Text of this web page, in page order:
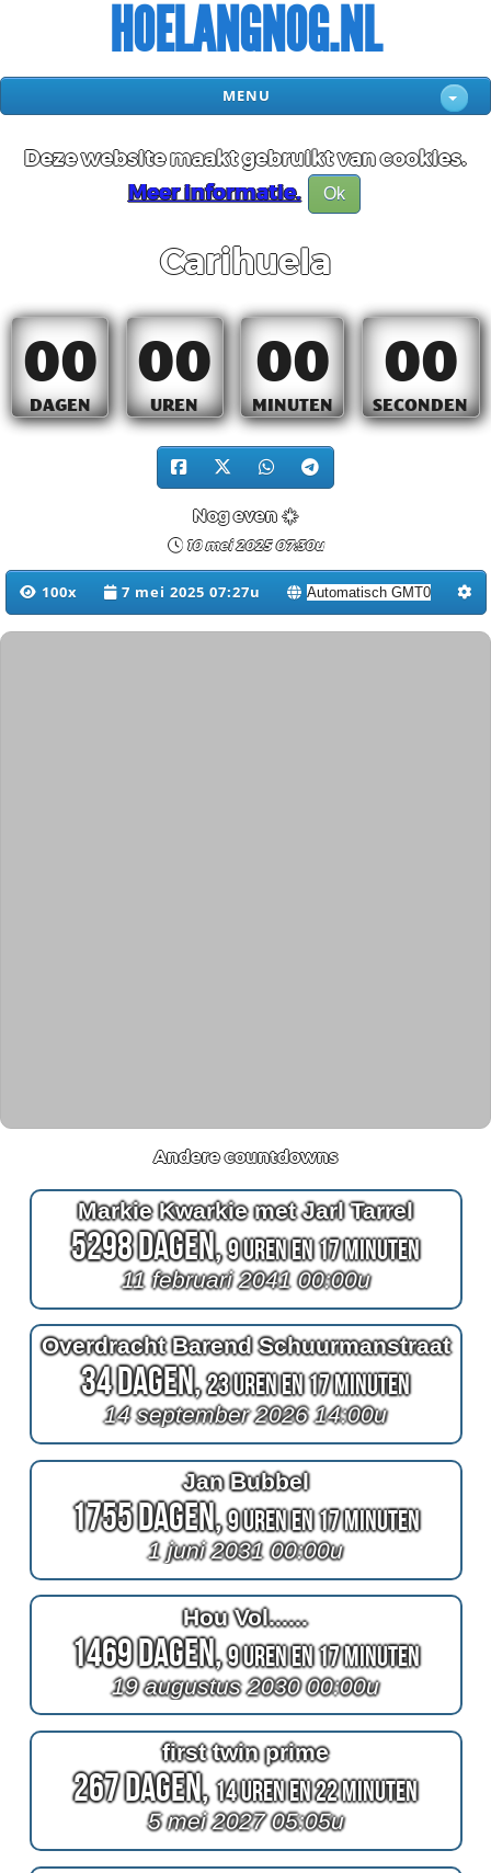
HOELANGNOG.NL
MENU
Deze website maakt gebruikt van cookies.
Meer informatie.
Ok
Carihuela
00
DAGEN
00
UREN
00
MINUTEN
00
SECONDEN
Nog even ☀️
10 mei 2025 07:30u
100x 7 mei 2025 07:27u
Andere countdowns
Markie Kwarkie met Jarl Tarrel
5298 Dagen,9 Uren en 17 Minuten
11 februari 2041 00:00u
Overdracht Barend Schuurmanstraat
34 Dagen,23 Uren en 17 Minuten
14 september 2026 14:00u
Jan Bubbel
1755 Dagen,9 Uren en 17 Minuten
1 juni 2031 00:00u
Hou Vol......
1469 Dagen,9 Uren en 17 Minuten
19 augustus 2030 00:00u
first twin prime
267 Dagen,14 Uren en 22 Minuten
5 mei 2027 05:05u